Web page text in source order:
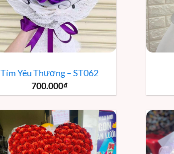
Tím Yêu Thương – ST062
700.000₫